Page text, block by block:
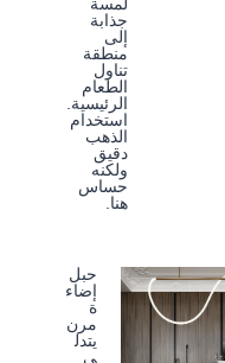
لمسة
جذابة
إلى
منطقة
تناول
الطعام
الرئيسية.
استخدام
الذهب
دقيق
ولكنه
حساس
هنا.
حبل
إضاء
ة
مرن
يتدل
ى